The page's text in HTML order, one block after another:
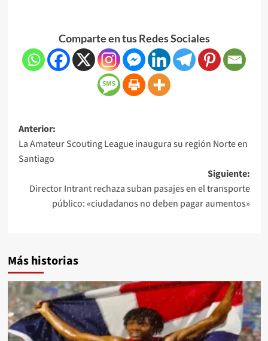
Comparte en tus Redes Sociales
Anterior:
La Amateur Scouting League inaugura su región Norte en
Santiago
Siguiente:
Director Intrant rechaza suban pasajes en el transporte
público: «ciudadanos no deben pagar aumentos»
Más historias